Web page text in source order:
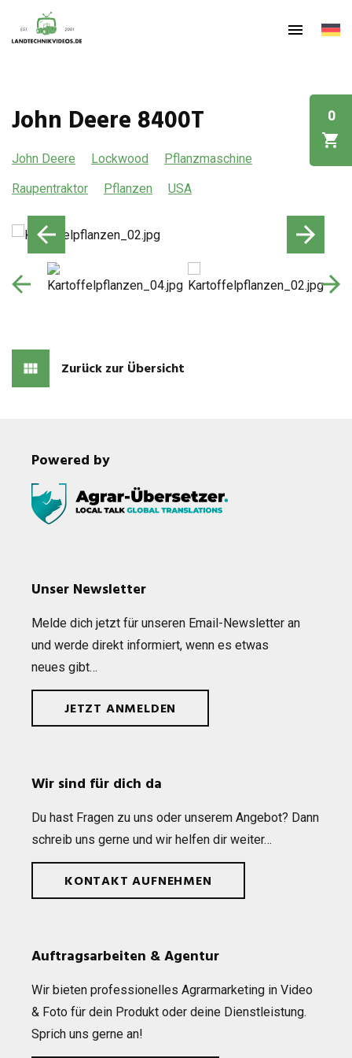
0
John Deere 8400T
John Deere Lockwood
Pflanzmaschine
Raupentraktor
Pflanzen USA
Zurück zur Übersicht
Powered by
Unser Newsletter
Melde dich jetzt für unse­ren Email-News­let­ter an
und werde direkt infor­miert, wenn es etwas
neues gibt…
JETZT ANMELDEN
Wir sind für dich da
Du hast Fra­gen zu uns oder unse­rem Ange­bot? Dann
schreib uns gerne und wir hel­fen dir weiter…
KONTAKT AUFNEHMEN
Auftragsarbeiten & Agentur
Wir bie­ten pro­fes­sio­nel­les Agrar­mar­ke­ting in Video
& Foto für dein Pro­dukt oder deine Dienst­leis­tung.
Sprich uns gerne an!